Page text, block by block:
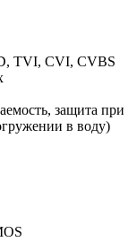
TVI, CVI, CVBS
защита при
в воду)